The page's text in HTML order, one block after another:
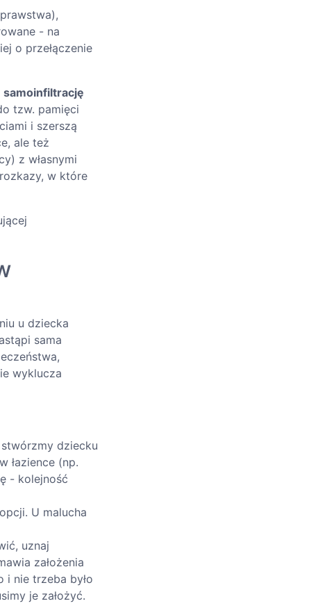
- na
o przełączenie
samoinfiltrację
tzw. pamięci
i szerszą
ale też
z własnymi
w które
u dziecka
sama
wyklucza
dziecku
łazience (np.
- kolejność
U malucha
uznaj
założenia
i nie trzeba było
je założyć.